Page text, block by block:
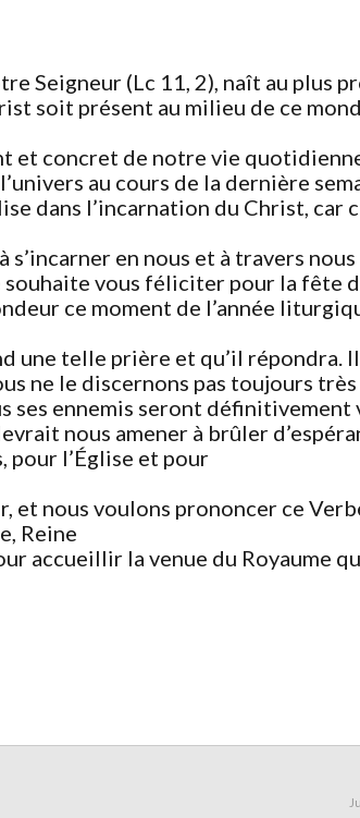
Seigneur (Lc 11, 2), naît au plus
soit présent au milieu de ce
et concret de notre vie
au cours de la dernière
dans l’incarnation du Christ, car
en nous et à travers
vous féliciter pour la fête
ce moment de l’année
une telle prière et qu’il répondra.
ne le discernons pas toujours
ennemis seront définitivement
nous amener à brûler
pour l’Église et pour
et nous voulons prononcer ce
Reine
accueillir la venue du Royaume